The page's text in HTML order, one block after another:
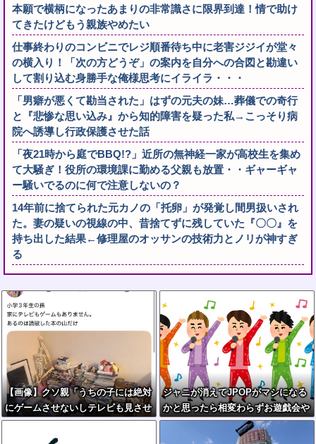
本願で横柄になったあまりの非常識さに限界到達！情で助け
てきたけどもう親族やめたい
仕事終わりのコンビニでレジ順番待ち中に老害ジジイが堂々
の横入り！「次の方どうぞ」の案内を自分への合図と勘違い
して割り込む身勝手な俺様思考にイライラ・・・
「男癖が悪くて勘当された」はずの元夫の妹…葬儀での奇行
と『悲惨な思い込み』から知的障害を疑った私→こっそり病
院へ誘導し行政保護させた話
「夜21時から庭でBBQ!?」近所の無神経一家が高校生を集め
て大騒ぎ！役所の環境課に勤める父親も放置・・ギャーギャ
ー騒いでるのに何で注意しないの？
14年前に捨てられた元カノの「托卵」が発覚し間男扱いされ
た。妻の疑いの視線の中、昔捨てずに残していた『〇〇』を
持ち出した結果←修理屋のオッサンの技術力とノリが神すぎ
る
【画像】クソ親「うちの子には絶対
にゲームさせないしテレビも見させ
ない！！！！！」
ジャニが消えてJPOPがマシになる
かと思ったら相変わらずお遊戯会や
ってて笑う